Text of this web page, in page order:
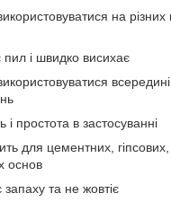
на різних
пил і швидко висихає
всередині
і простота в застосуванні
для цементних,
основ
та не жовтіє